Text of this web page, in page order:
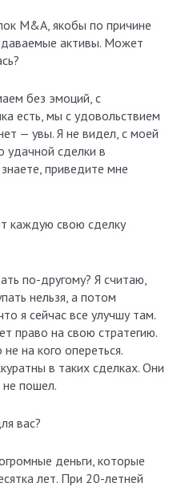
M&A, якобы по причине
активы. Может
без эмоций, с
есть, мы с удовольствием
— увы. Я не видел, с моей
удачной сделки в
приведите мне
каждую свою сделку
по-другому? Я считаю,
нельзя, а потом
я сейчас все улучшу там.
право на свою стратегию.
на кого опереться.
в таких сделках. Они
пошел.
вас?
деньги, которые
лет. При 20-летней